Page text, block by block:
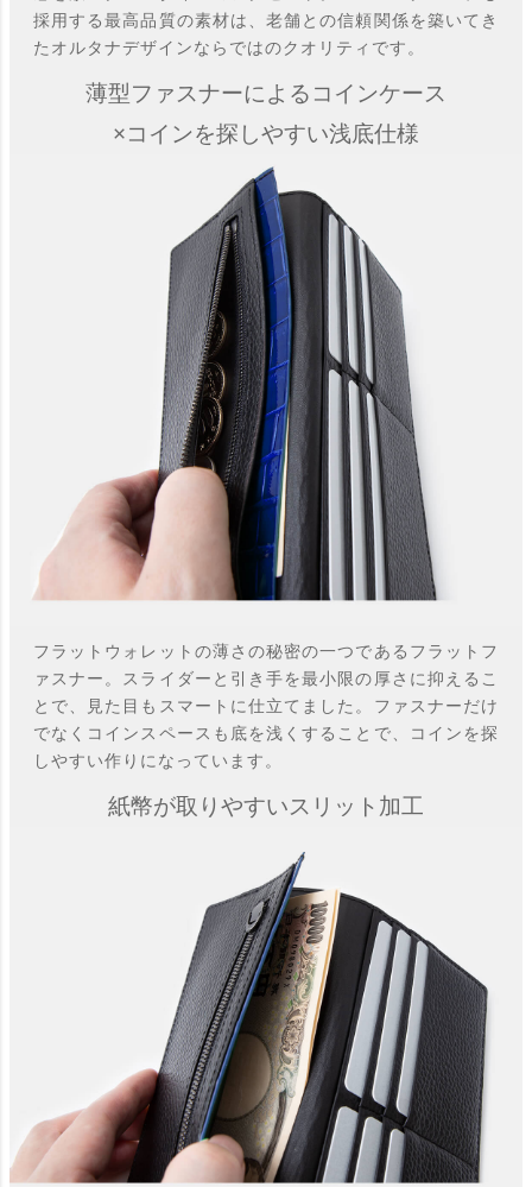
採用する最高品質の素材は、老舗との信頼関係を築いてき
たオルタナデザインならではのクオリティです。
薄型ファスナーによるコインケース
×コインを探しやすい浅底仕様
フラットウォレットの薄さの秘密の一つであるフラットフ
ァスナー。スライダーと引き手を最小限の厚さに抑えるこ
とで、見た目もスマートに仕立てました。ファスナーだけ
でなくコインスペースも底を浅くすることで、コインを探
しやすい作りになっています。
紙幣が取りやすいスリット加工